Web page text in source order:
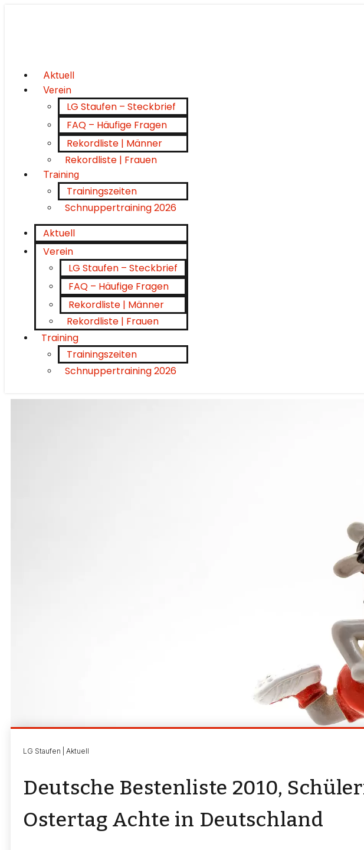
Aktuell
Verein
LG Staufen – Steckbrief
FAQ – Häufige Fragen
Rekordliste | Männer
Rekordliste | Frauen
Training
Trainingszeiten
Schnuppertraining 2026
Aktuell
Verein
LG Staufen – Steckbrief
FAQ – Häufige Fragen
Rekordliste | Männer
Rekordliste | Frauen
Training
Trainingszeiten
Schnuppertraining 2026
LG Staufen | Aktuell
Deutsche Bestenliste 2010,
Ostertag Achte in Deutschland